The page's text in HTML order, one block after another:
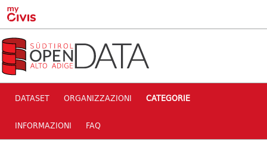
Skip to main content
DATASET ORGANIZZAZIONI CATEGORIE
INFORMAZIONI FAQ